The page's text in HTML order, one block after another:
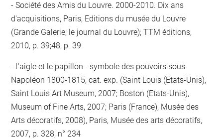
Société des Amis du Louvre. 2000-2010. Dix ans
d'acquisitions, Paris, Editions du musée du Louvre
(Grande Galerie, le journal du Louvre); TTM éditions,
2010, p. 39;48, p. 39
L'aigle et le papillon - symbole des pouvoirs sous
Napoléon 1800-1815, cat. exp. (Saint Louis (Etats-Unis),
Saint Louis Art Museum, 2007; Boston (Etats-Unis),
Museum of Fine Arts, 2007; Paris (France), Musée des
Arts décoratifs, 2008), Paris, Musée des arts décoratifs,
2007, p. 328, n° 234